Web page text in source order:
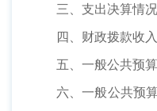
三、支出决算情况
四、财政拨款收入
五、一般公共预算
六、一般公共预算